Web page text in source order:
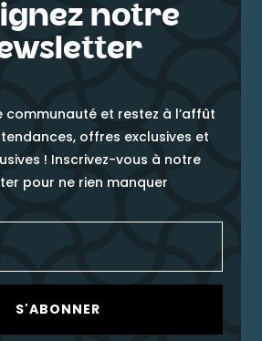
notre
communauté et restez à l’affût
offres exclusives et
! Inscrivez-vous à notre
pour ne rien manquer
S'ABONNER